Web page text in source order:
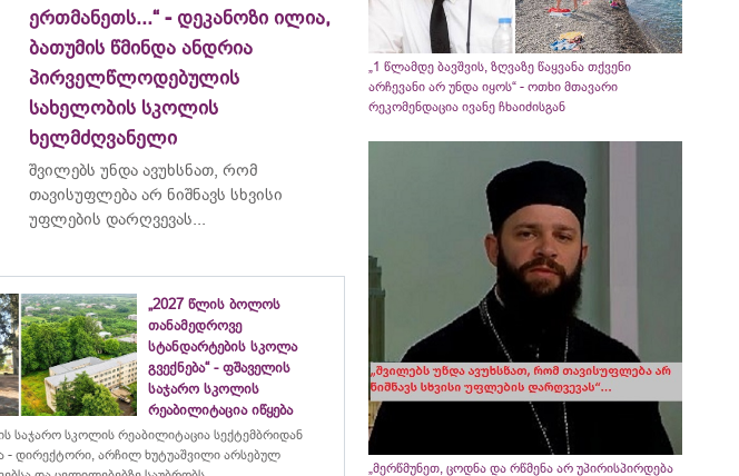
ერთმანეთს...“ - დეკანოზი ილია,
ბათუმის წმინდა ანდრია
პირველწლოდებულის
სახელობის სკოლის
ხელმძღვანელი
შვილებს უნდა ავუხსნათ, რომ
თავისუფლება არ ნიშნავს სხვისი
უფლების დარღვევას...
„2027 წლის ბოლოს
თანამედროვე
სტანდარტების სკოლა
გვექნება“ - ფშაველის
საჯარო სკოლის
რეაბილიტაცია იწყება
საჯარო სკოლის რეაბილიტაცია სექტემბრიდან
- დირექტორი, არჩილ ხუტუაშვილი არსებულ
„1 წლამდე ბავშვის, ზღვაზე წაყვანა თქვენი
არჩევანი არ უნდა იყოს“ - ოთხი მთავარი
რეკომენდაცია ივანე ჩხაიძისგან
„მერწმუნეთ, ცოდნა და რწმენა არ უპირისპირდება